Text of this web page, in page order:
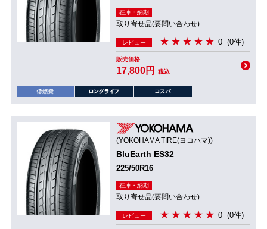
在庫・納期
取り寄せ品(要問い合わせ)
レビュー 0 (0件)
販売価格
17,800円 税込
(YOKOHAMA TIRE(ヨコハマ))
BluEarth ES32
225/50R16
在庫・納期
取り寄せ品(要問い合わせ)
レビュー 0 (0件)